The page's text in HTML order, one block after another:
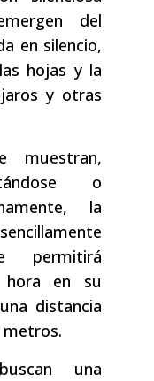
del
en silencio,
hojas y la
y otras
muestran,
o
la
permitirá
hora en su
distancia
una